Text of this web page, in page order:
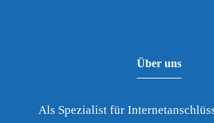
Über uns
Als Spezialist für